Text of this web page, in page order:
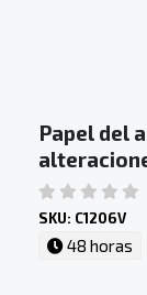
Papel del
SKU: C1206V
48 horas